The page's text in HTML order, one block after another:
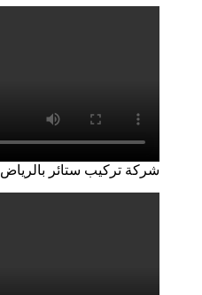
شركة تركيب ستائر بالرياض